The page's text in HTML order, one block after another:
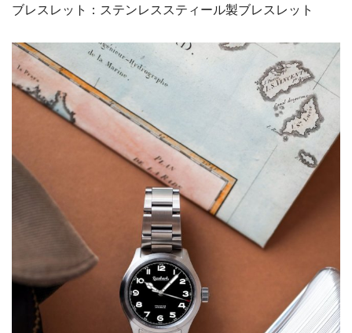
ブレスレット：ステンレススティール製ブレスレット